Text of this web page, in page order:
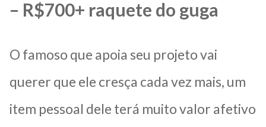
– R$700+ raquete do guga
O famoso que apoia seu projeto vai
querer que ele cresça cada vez mais, um
item pessoal dele terá muito valor afetivo